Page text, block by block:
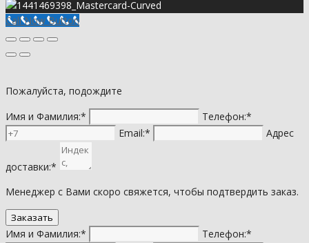
Call Now Button
Пожалуйста, подождите
Имя и Фамилия:*
Телефон:*
Email:*
Адрес
доставки:*
Менеджер с Вами скоро свяжется, чтобы подтвердить заказ.
Имя и Фамилия:*
Телефон:*